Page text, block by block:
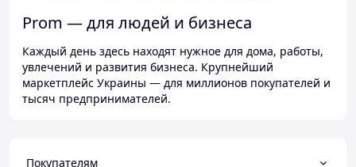
Prom — для людей и бизнеса
Каждый день здесь находят нужное для дома, работы,
увлечений и развития бизнеса. Крупнейший
маркетплейс Украины — для миллионов покупателей и
тысяч предпринимателей.
Покупателям